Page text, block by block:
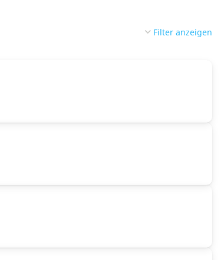
Filter anzeigen